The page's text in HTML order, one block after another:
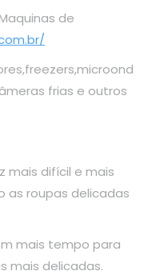
de
frias e outros
mais difícil e mais
as roupas delicadas
mais tempo para
mais delicadas.